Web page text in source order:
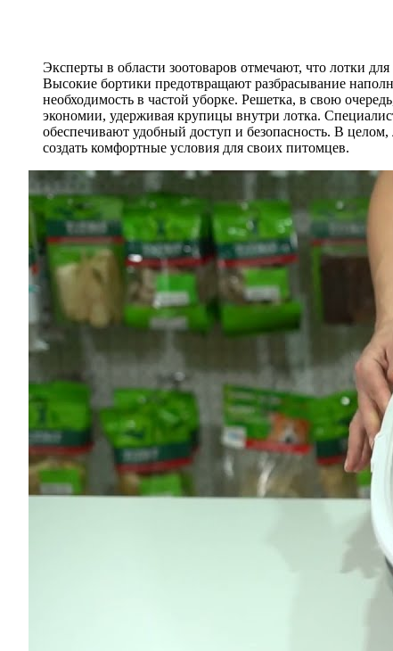
Эксперты в области зоотоваров отмечают, что лотки
Высокие бортики предотвращают разбрасывание
необходимость в частой уборке. Решетка, в свою
экономии, удерживая крупицы внутри лотка.
обеспечивают удобный доступ и безопасность. В
создать комфортные условия для своих питомцев.